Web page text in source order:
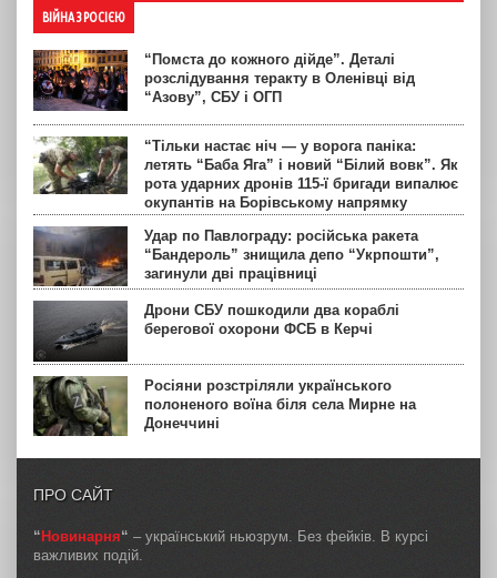
ВІЙНА З РОСІЄЮ
“Помста до кожного дійде”. Деталі
розслідування теракту в Оленівці від
“Азову”, СБУ і ОГП
“Тільки настає ніч — у ворога паніка:
летять “Баба Яга” і новий “Білий вовк”. Як
рота ударних дронів 115-ї бригади випалює
окупантів на Борівському напрямку
Удар по Павлограду: російська ракета
“Бандероль” знищила депо “Укрпошти”,
загинули дві працівниці
Дрони СБУ пошкодили два кораблі
берегової охорони ФСБ в Керчі
Росіяни розстріляли українського
полоненого воїна біля села Мирне на
Донеччині
ПРО САЙТ
“Новинарня“ – український ньюзрум. Без фейків. В курсі
важливих подій.